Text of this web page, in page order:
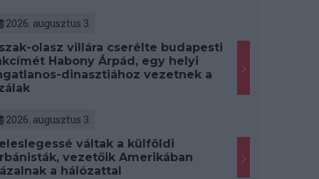
2026. augusztus 3.
olasz villára cserélte budapesti
Habony Árpád, egy helyi
dinasztiához vezetnek a
2026. augusztus 3.
váltak a külföldi
vezetőik Amerikában
a hálózattal